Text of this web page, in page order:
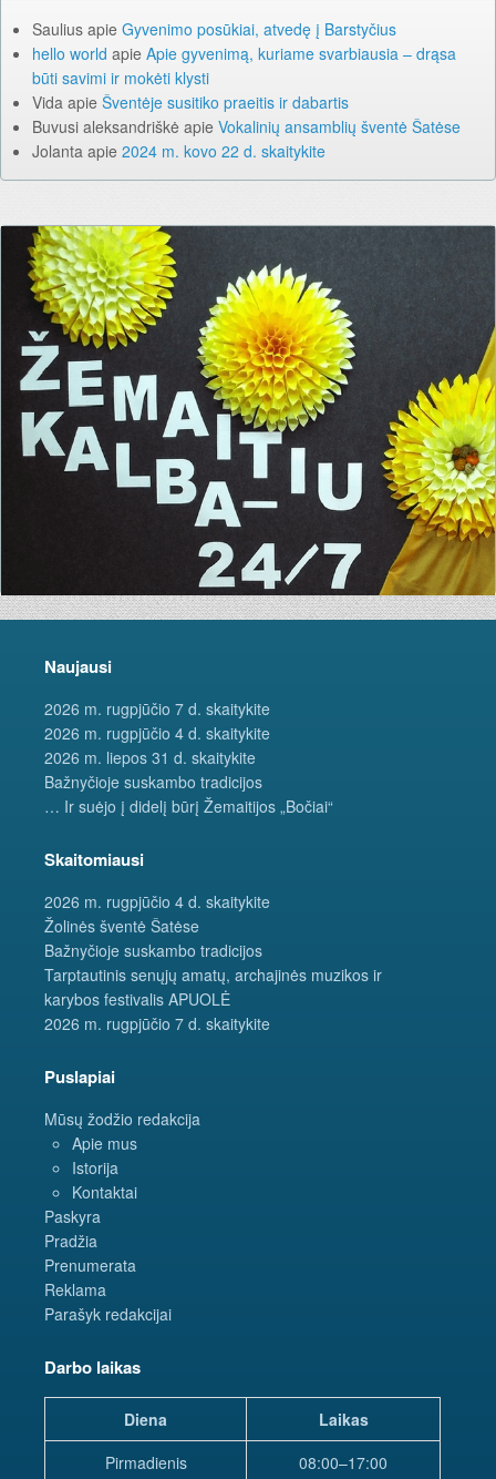
Saulius apie Gyvenimo posūkiai, atvedę į Barstyčius
hello world apie Apie gyvenimą, kuriame svarbiausia – drąsa
būti savimi ir mokėti klysti
Vida apie Šventėje susitiko praeitis ir dabartis
Buvusi aleksandriškė apie Vokalinių ansamblių šventė Šatėse
Jolanta apie 2024 m. kovo 22 d. skaitykite
Naujausi
2026 m. rugpjūčio 7 d. skaitykite
2026 m. rugpjūčio 4 d. skaitykite
2026 m. liepos 31 d. skaitykite
Bažnyčioje suskambo tradicijos
… Ir suėjo į didelį būrį Žemaitijos „Bočiai“
Skaitomiausi
2026 m. rugpjūčio 4 d. skaitykite
Žolinės šventė Šatėse
Bažnyčioje suskambo tradicijos
Tarptautinis senųjų amatų, archajinės muzikos ir
karybos festivalis APUOLĖ
2026 m. rugpjūčio 7 d. skaitykite
Puslapiai
Mūsų žodžio redakcija
Apie mus
Istorija
Kontaktai
Paskyra
Pradžia
Prenumerata
Reklama
Parašyk redakcijai
Darbo laikas
Diena
Laikas
Pirmadienis
08:00–17:00